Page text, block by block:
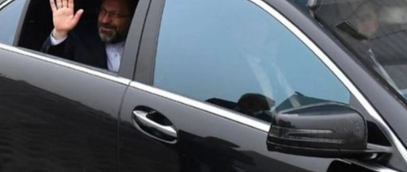
Bütçesiyle birçok bakanlığı kıskandıran Diyanet, yurt dışı
seyahatleriyle de gündemde. Erbaş gibi üst düzey
personel de bu yılın ilk ayı bitmeden on binlerce kilometre
yol yaptı.